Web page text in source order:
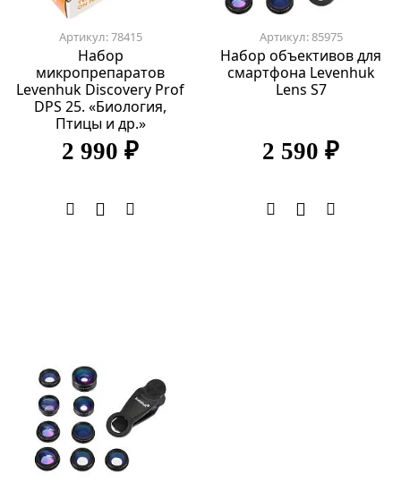
Артикул: 78415
Набор
микропрепаратов
Levenhuk Discovery Prof
DPS 25. «Биология,
Птицы и др.»
2 990 ₽
Артикул: 85975
Набор объективов для
смартфона Levenhuk
Lens S7
2 590 ₽